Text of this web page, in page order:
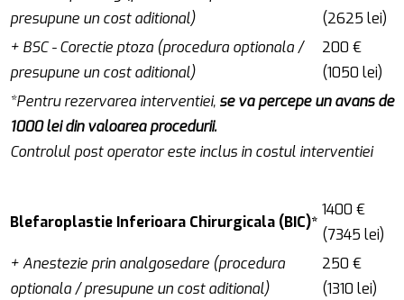
presupune un cost aditional)
(2625 lei)
+ BSC - Corectie ptoza (procedura optionala /
presupune un cost aditional)
200 €
(1050 lei)
*Pentru rezervarea interventiei, se va percepe un avans de
1000 lei din valoarea procedurii.
Controlul post operator este inclus in costul interventiei
Blefaroplastie Inferioara Chirurgicala (BIC)*
1400 €
(7345 lei)
+ Anestezie prin analgosedare (procedura
optionala / presupune un cost aditional)
250 €
(1310 lei)